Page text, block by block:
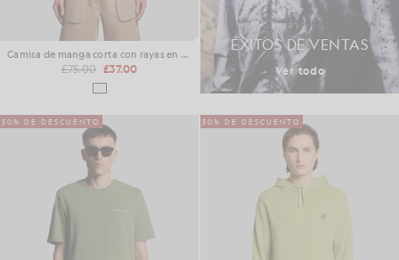
Camisa de manga corta con rayas en zigzag
£75.00 £37.00
ÉXITOS DE VENTAS
Ver todo
50% DE DESCUENTO 50% DE DESCUENTO